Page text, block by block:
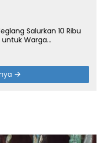
Salurkan 10 Ribu
untuk Warga